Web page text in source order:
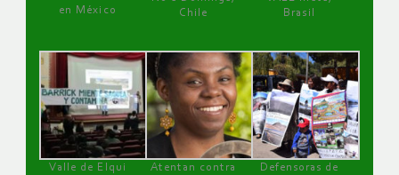
en México
Chile
Brasil
Valle de Elqui
Atentan contra
Defensoras de